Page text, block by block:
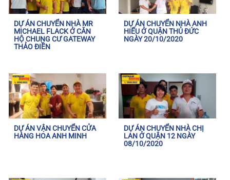
DỰ ÁN CHUYỂN NHÀ MR
MICHAEL FLACK Ở CĂN
HỘ CHUNG CƯ GATEWAY
THẢO ĐIỀN
DỰ ÁN CHUYỂN NHÀ ANH
HIẾU Ở QUẬN THỦ ĐỨC
NGÀY 20/10/2020
DỰ ÁN VẬN CHUYỂN CỬA
HÀNG HOA ANH MINH
DỰ ÁN CHUYỂN NHÀ CHỊ
LAN Ở QUẬN 12 NGÀY
08/10/2020